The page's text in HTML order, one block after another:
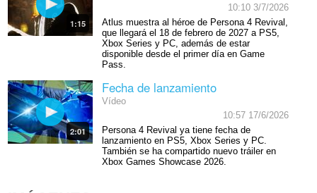
1:15
10:10 3/7/2026
Atlus muestra al héroe de Persona 4 Revival,
que llegará el 18 de febrero de 2027 a PS5,
Xbox Series y PC, además de estar
disponible desde el primer día en Game
Pass.
2:01
Fecha de lanzamiento
Vídeo
10:57 17/6/2026
Persona 4 Revival ya tiene fecha de
lanzamiento en PS5, Xbox Series y PC.
También se ha compartido nuevo tráiler en
Xbox Games Showcase 2026.